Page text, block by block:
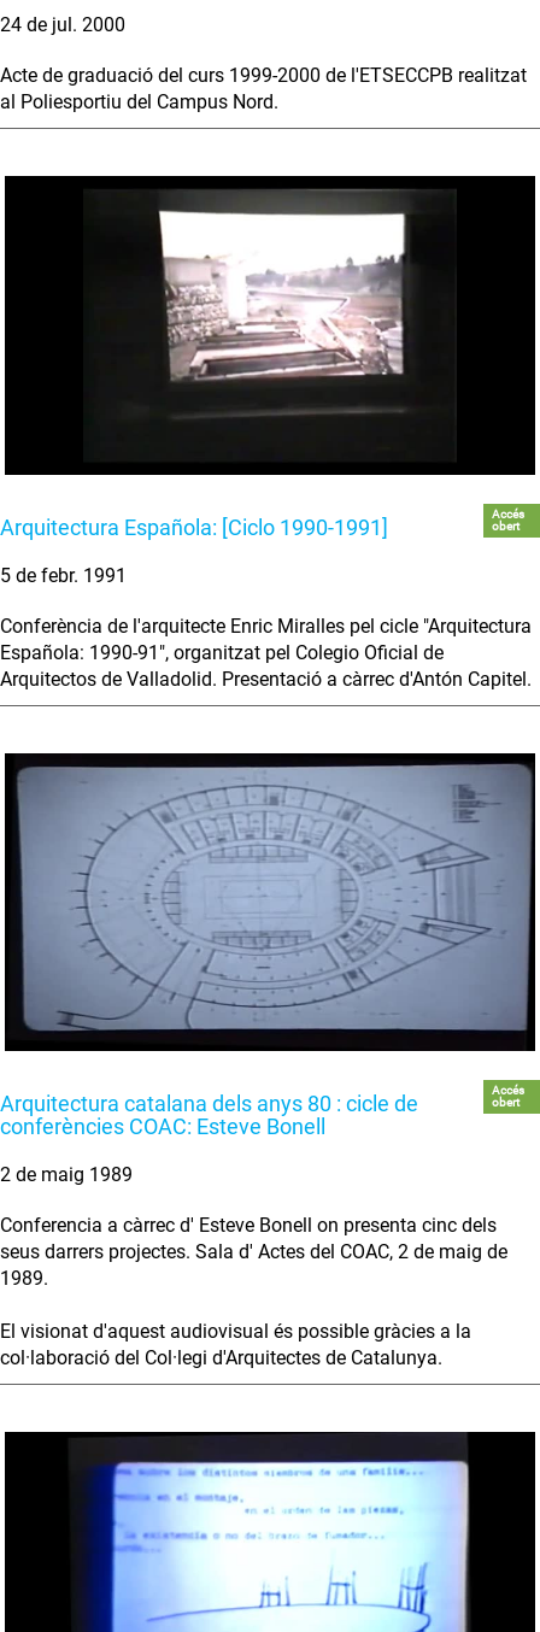
24 de jul. 2000
Acte de graduació del curs 1999-2000 de l'ETSECCPB realitzat
al Poliesportiu del Campus Nord.
Arquitectura Española: [Ciclo 1990-1991]
Accés
obert
5 de febr. 1991
Conferència de l'arquitecte Enric Miralles pel cicle "Arquitectura
Española: 1990-91", organitzat pel Colegio Oficial de
Arquitectos de Valladolid. Presentació a càrrec d'Antón Capitel.
Arquitectura catalana dels anys 80 : cicle de
conferències COAC: Esteve Bonell
Accés
obert
2 de maig 1989
Conferencia a càrrec d' Esteve Bonell on presenta cinc dels
seus darrers projectes. Sala d' Actes del COAC, 2 de maig de
1989.
El visionat d'aquest audiovisual és possible gràcies a la
col·laboració del Col·legi d'Arquitectes de Catalunya.